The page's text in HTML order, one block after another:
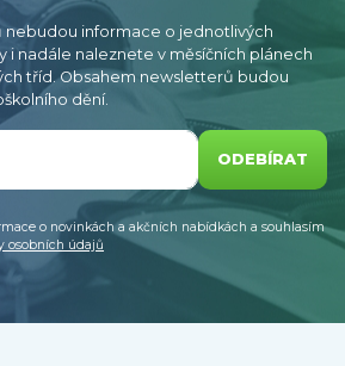
nebudou informace o jednotlivých
i nadále naleznete v měsíčních plánech
tříd. Obsahem newsletterů budou
dění.
ODEBÍRAT
o novinkách a akčních nabídkách a souhlasím
osobních údajů